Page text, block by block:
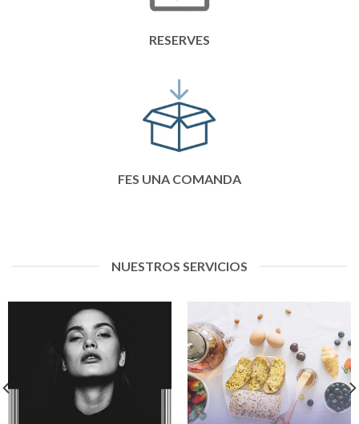
RESERVES
FES UNA COMANDA
NUESTROS SERVICIOS